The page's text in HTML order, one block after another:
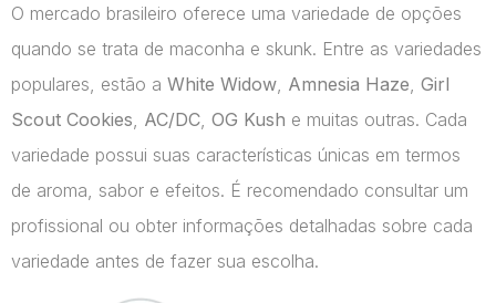
O mercado brasileiro oferece uma variedade de opções
quando se trata de maconha e skunk. Entre as variedades
populares, estão a White Widow Amnesia Haze Girl
Scout Cookies AC/DC OG Kush e muitas outras. Cada
variedade possui suas características únicas em termos
de aroma, sabor e efeitos. É recomendado consultar um
profissional ou obter informações detalhadas sobre cada
variedade antes de fazer sua escolha.